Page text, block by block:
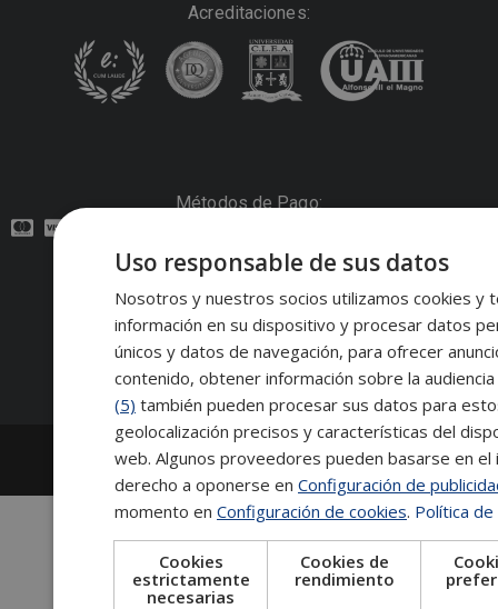
Acreditaciones:
Métodos de Pago:
Contacto:
Síguenos:
2026
Escuela de Posgrado de Salamanca
Información legal
Tablón de anuncios
Uso responsable de sus datos
Nosotros y nuestros socios utilizamos cookies y
información en su dispositivo y procesar datos
únicos y datos de navegación, para ofrecer
contenido, obtener información sobre la
(5) también pueden procesar sus datos para
geolocalización precisos y características del
web. Algunos proveedores pueden basarse en
derecho a oponerse en Configuración de
momento en Configuración de cookies. Política
Cookies
estrictamente
necesarias
Cookies de
rendimiento